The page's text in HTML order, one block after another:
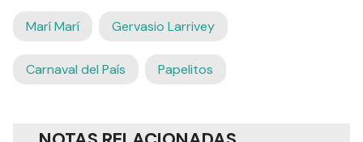
Marí Marí Gervasio Larrivey
Carnaval del País Papelitos